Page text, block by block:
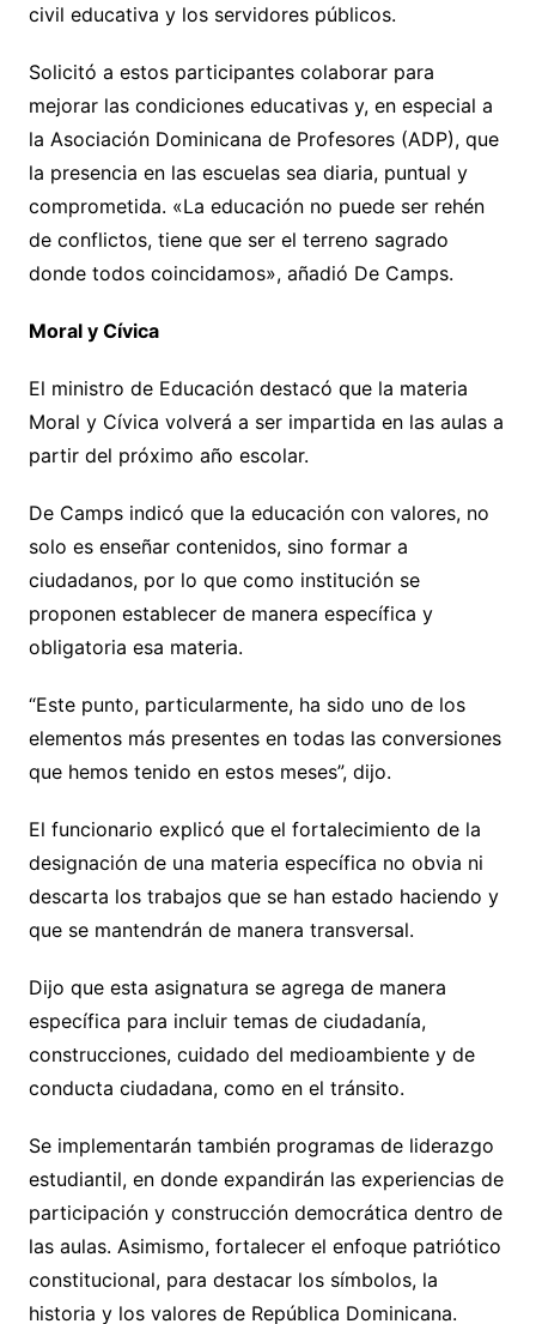
civil educativa y los servidores públicos.
Solicitó a estos participantes colaborar para
mejorar las condiciones educativas y, en especial a
la Asociación Dominicana de Profesores (ADP), que
la presencia en las escuelas sea diaria, puntual y
comprometida. «La educación no puede ser rehén
de conflictos, tiene que ser el terreno sagrado
donde todos coincidamos», añadió De Camps.
Moral y Cívica
El ministro de Educación destacó que la materia
Moral y Cívica volverá a ser impartida en las aulas a
partir del próximo año escolar.
De Camps indicó que la educación con valores, no
solo es enseñar contenidos, sino formar a
ciudadanos, por lo que como institución se
proponen establecer de manera específica y
obligatoria esa materia.
“Este punto, particularmente, ha sido uno de los
elementos más presentes en todas las conversiones
que hemos tenido en estos meses”, dijo.
El funcionario explicó que el fortalecimiento de la
designación de una materia específica no obvia ni
descarta los trabajos que se han estado haciendo y
que se mantendrán de manera transversal.
Dijo que esta asignatura se agrega de manera
específica para incluir temas de ciudadanía,
construcciones, cuidado del medioambiente y de
conducta ciudadana, como en el tránsito.
Se implementarán también programas de liderazgo
estudiantil, en donde expandirán las experiencias de
participación y construcción democrática dentro de
las aulas. Asimismo, fortalecer el enfoque patriótico
constitucional, para destacar los símbolos, la
historia y los valores de República Dominicana.